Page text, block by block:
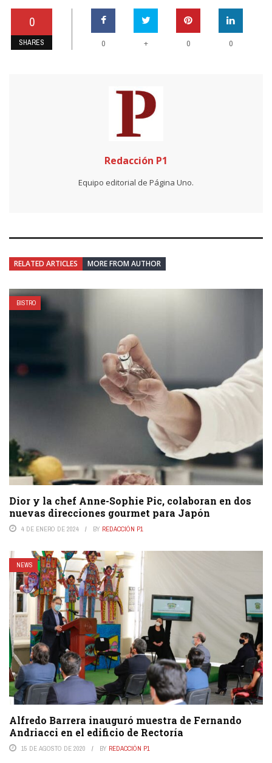
0
SHARES 0 + 0 0
Redacción P1
Equipo editorial de Página Uno.
RELATED ARTICLES MORE FROM AUTHOR
BISTRO
Dior y la chef Anne-Sophie Pic, colaboran en dos
nuevas direcciones gourmet para Japón
4 DE ENERO DE 2024 BY REDACCIÓN P1
NEWS
Alfredo Barrera inauguró muestra de Fernando
Andriacci en el edificio de Rectoría
15 DE AGOSTO DE 2020 BY REDACCIÓN P1